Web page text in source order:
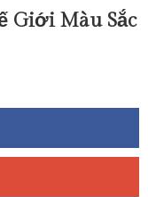
Giới Màu Sắc